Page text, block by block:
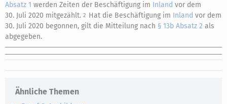
Absatz 1 werden Zeiten der Beschäftigung im Inland vor dem
30. Juli 2020 mitgezählt. 2 Hat die Beschäftigung im Inland vor dem
30. Juli 2020 begonnen, gilt die Mitteilung nach § 13b Absatz 2 als
abgegeben.
Ähnliche Themen